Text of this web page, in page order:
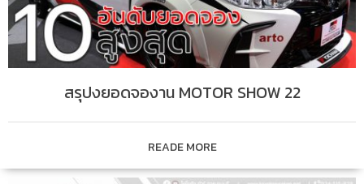
สรุปงยอดจองาน MOTOR SHOW 22
READE MORE